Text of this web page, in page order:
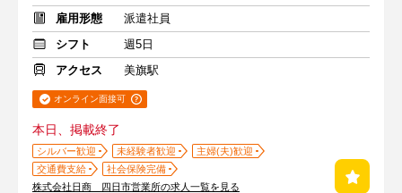
雇用形態
派遣社員
シフト
週5日
アクセス
美旗駅
オンライン面接可
本日、掲載終了
シルバー歓迎 未経験者歓迎
主婦(夫)歓迎
交通費支給
社会保険完備
株式会社日商 四日市営業所の求人一覧を見る